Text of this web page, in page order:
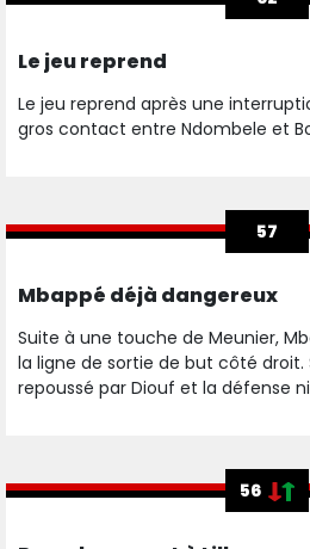
Le jeu reprend
Le jeu reprend après une
gros contact entre Ndombele et
57
Mbappé déjà dangereux
Suite à une touche de Meunier,
la ligne de sortie de but côté
repoussé par Diouf et la défense
56